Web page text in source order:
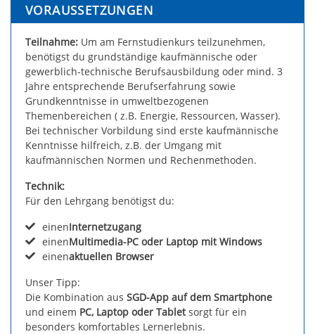
VORAUSSETZUNGEN
Teilnahme: Um am Fernstudienkurs teilzunehmen,
benötigst du grundständige kaufmännische oder
gewerblich-technische Berufsausbildung oder mind. 3
Jahre entsprechende Berufserfahrung sowie
Grundkenntnisse in umweltbezogenen
Themenbereichen ( z.B. Energie, Ressourcen, Wasser).
Bei technischer Vorbildung sind erste kaufmännische
Kenntnisse hilfreich, z.B. der Umgang mit
kaufmännischen Normen und Rechenmethoden.
Technik:
Für den Lehrgang benötigst du:
einenInternetzugang
einenMultimedia-PC oder Laptop mit Windows
einenaktuellen Browser
Unser Tipp:
Die Kombination aus SGD-App auf dem Smartphone
und einem PC, Laptop oder Tabletsorgt für ein
besonders komfortables Lernerlebnis.